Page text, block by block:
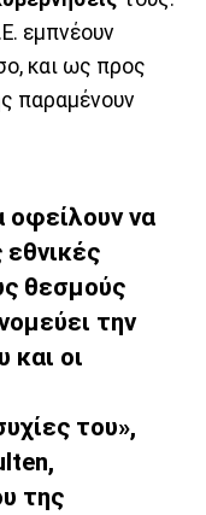
εμπνέουν
και ως προς
παραμένουν
να
θεσμούς
την
και οι
του»,
της